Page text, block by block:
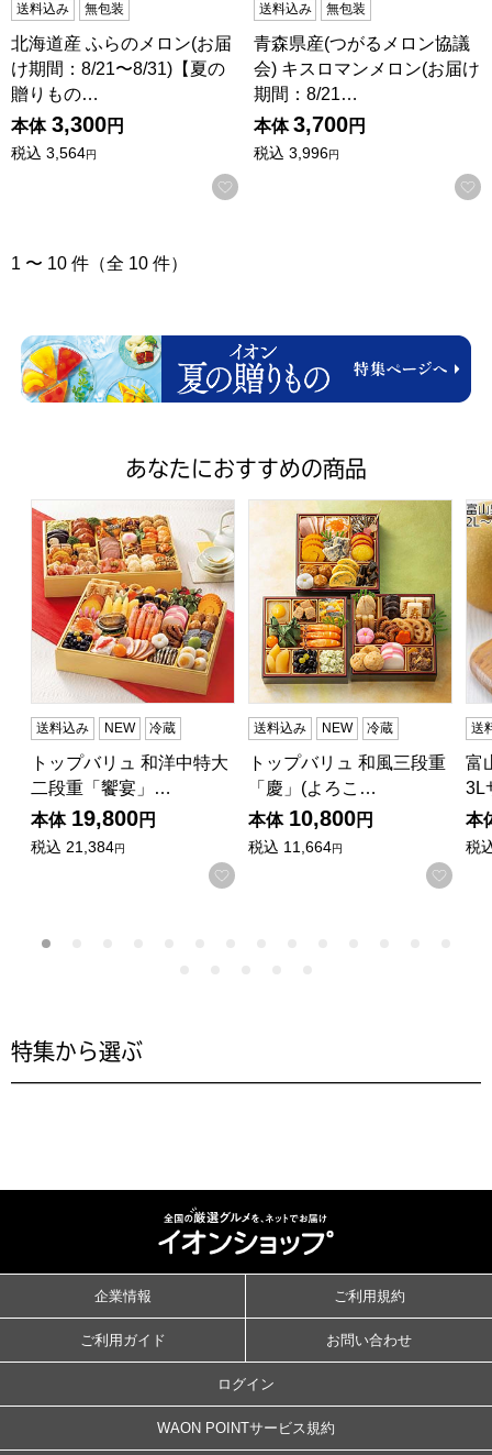
送料込み 無包装
北海道産 ふらのメロン(お届
け期間：8/21〜8/31)【夏の
贈りもの…
本体 3,300円
税込 3,564円
お気に入りに登録する
送料込み 無包装
青森県産(つがるメロン協議
会) キスロマンメロン(お届け
期間：8/21…
本体 3,700円
税込 3,996円
1 〜 10 件（全 10 件）
あなたにおすすめの商品
トップバリュ 和洋中特大二段重「饗宴」(きょうえん)【4
送料込み NEW 冷蔵
トップバリュ 和洋中特大
二段重「饗宴」…
本体 19,800円
税込 21,384円
お気に入りに登録する
トップバリュ 和風三段重「
送料込み NEW 冷蔵
トップバリュ 和風三段重
「慶」(よろこ…
本体 10,800円
税込 11,664円
お気
富
送
富
3L
本
税
特集から選ぶ
企業情報 ご利用規約
ご利用ガイド お問い合わせ
ログイン
WAON POINTサービス規約